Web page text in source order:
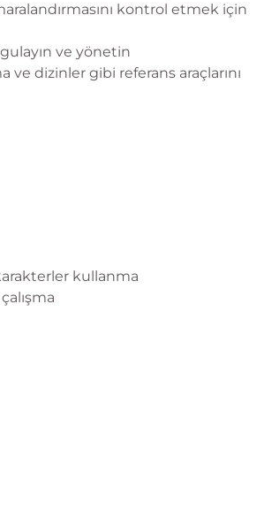
kontrol etmek için
ve yönetin
ve dizinler gibi referans araçlarını
kullanma